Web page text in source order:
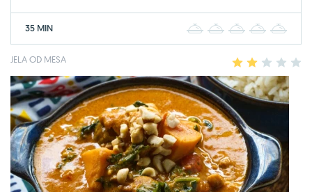
35 MIN 2 3 4
JELA OD MESA 2 3 4